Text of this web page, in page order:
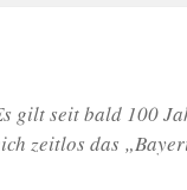
gilt seit bald 100
zeitlos das